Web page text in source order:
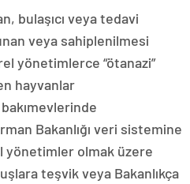
bulaşıcı veya tedavi
veya sahiplenilmesi
yönetimlerce “ötanazi”
hayvanlar
Bakanlığı veri sistemine
yönetimler olmak üzere
teşvik veya Bakanlıkça